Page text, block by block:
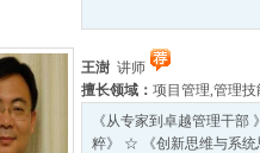
王澍 讲师
擅长领域： 项目管理,管理技
《从专家到卓越管理干
粹》 ☆ 《创新思维与系统